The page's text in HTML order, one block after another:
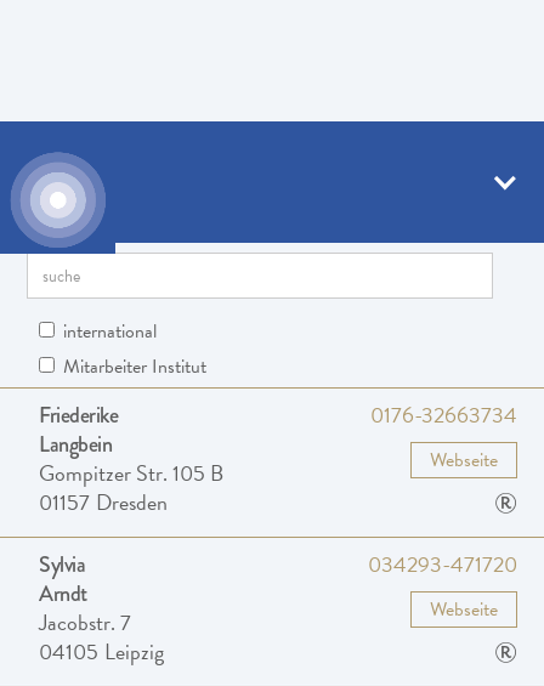
Empfohlene Atemtherapeuten
Suche nach Postleitzahl
international
Mitarbeiter Institut
Friederike
Langbein
Gompitzer Str. 105 B
01157 Dresden
0176-32663734
Webseite
®
Sylvia
Arndt
Jacobstr. 7
04105 Leipzig
034293-471720
Webseite
®